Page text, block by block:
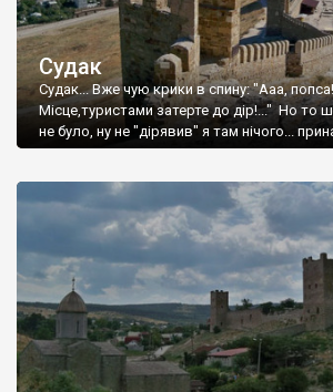
Судак
Судак... Вже чую крики в спину: "Ааа,
Місце,туристами затерте до дір!..." Но то
не було, ну не "дірявив" я там нічого...